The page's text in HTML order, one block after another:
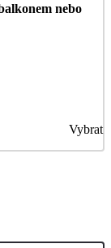
nebo
Vybrat